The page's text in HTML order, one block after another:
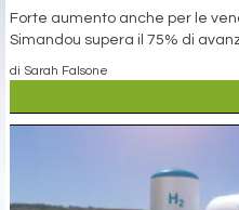
Forte aumento anche per le
Simandou supera il 75% di
di Sarah Falsone